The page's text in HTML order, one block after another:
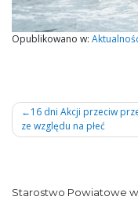
Opublikowano w:
Nawigacja
wpisu
16 dni Akcji przeciw
ze względu na płeć
Starostwo Powiatowe